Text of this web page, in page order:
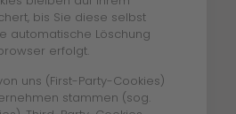
bis Sie diese selbst
automatische Löschung
erfolgt.
uns (First-Party-Cookies)
stammen (sog.